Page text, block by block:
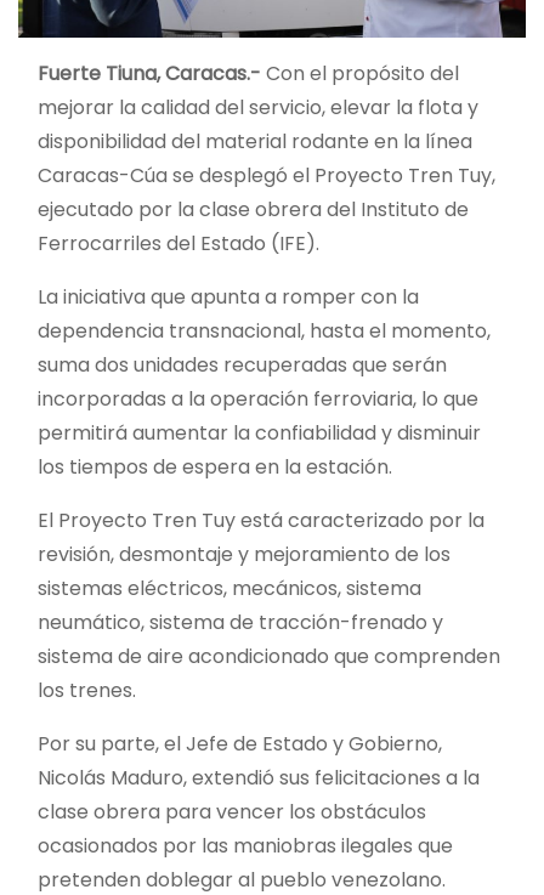
Fuerte Tiuna, Caracas.- Con el propósito del
mejorar la calidad del servicio, elevar la flota y
disponibilidad del material rodante en la línea
Caracas-Cúa se desplegó el Proyecto Tren Tuy,
ejecutado por la clase obrera del Instituto de
Ferrocarriles del Estado (IFE).
La iniciativa que apunta a romper con la
dependencia transnacional, hasta el momento,
suma dos unidades recuperadas que serán
incorporadas a la operación ferroviaria, lo que
permitirá aumentar la confiabilidad y disminuir
los tiempos de espera en la estación.
El Proyecto Tren Tuy está caracterizado por la
revisión, desmontaje y mejoramiento de los
sistemas eléctricos, mecánicos, sistema
neumático, sistema de tracción-frenado y
sistema de aire acondicionado que comprenden
los trenes.
Por su parte, el Jefe de Estado y Gobierno,
Nicolás Maduro, extendió sus felicitaciones a la
clase obrera para vencer los obstáculos
ocasionados por las maniobras ilegales que
pretenden doblegar al pueblo venezolano.